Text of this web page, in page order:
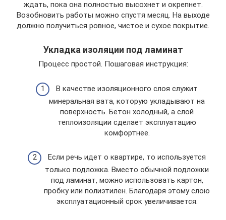
ждать, пока она полностью высохнет и окрепнет.
Возобновить работы можно спустя месяц. На выходе
должно получиться ровное, чистое и сухое покрытие.
Укладка изоляции под ламинат
Процесс простой. Пошаговая инструкция:
В качестве изоляционного слоя служит
минеральная вата, которую укладывают на
поверхность. Бетон холодный, а слой
теплоизоляции сделает эксплуатацию
комфортнее.
Если речь идет о квартире, то используется
только подложка. Вместо обычной подложки
под ламинат, можно использовать картон,
пробку или полиэтилен. Благодаря этому слою
эксплуатационный срок увеличивается.